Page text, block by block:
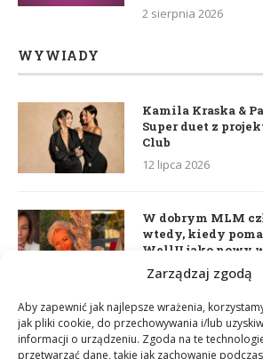
Zarządzaj zgodą
Aby zapewnić jak najlepsze wrażenia,
jak pliki cookie, do przechowywania i/lub
informacji o urządzeniu. Zgoda na te
przetwarzać dane, takie jak zachowanie
2 sierpnia 2026
WYWIADY
Kamila Kraska &
Super duet z
Club
12 lipca 2026
W dobrym MLM
wtedy, kiedy
WellU jako nowy
Daria Dudzik.